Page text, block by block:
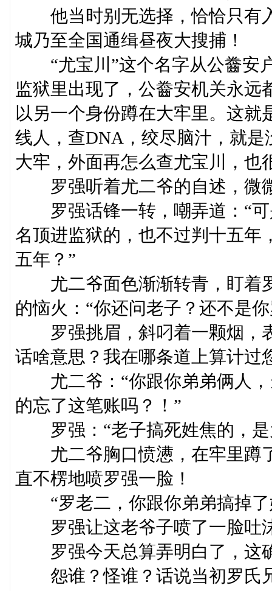
他当时别无选择，恰恰只有
城乃至全国通缉昼夜大搜捕！
“尤宝川”这个名字从公齤安
监狱里出现了，公齤安机关永远
以另一个身份蹲在大牢里。这
线人，查DNA，绞尽脑汁，就
大牢，外面再怎么查尤宝川，也
罗强听着尤二爷的自述，微
罗强话锋一转，嘲弄道：“可
名顶进监狱的，也不过判十五年
五年？”
尤二爷面色渐渐转青，盯着
的恼火：“你还问老子？还不是
罗强挑眉，斜叼着一颗烟，
话啥意思？我在哪条道上算计过
尤二爷：“你跟你弟弟俩人，
的忘了这笔账吗？！”
罗强：“老子搞死姓焦的，是
尤二爷胸口愤懑，在牢里蹲
直不楞地喷罗强一脸！
“罗老二，你跟你弟弟搞掉了
罗强让这老爷子喷了一脸吐
罗强今天总算弄明白了，这
怨谁？怪谁？话说当初罗氏